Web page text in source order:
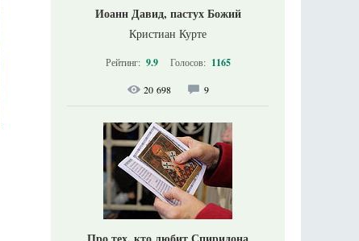
Иоанн Давид, пастух Божий
Кристиан Курте
Рейтинг: 9.9 Голосов: 1165
20 698 9